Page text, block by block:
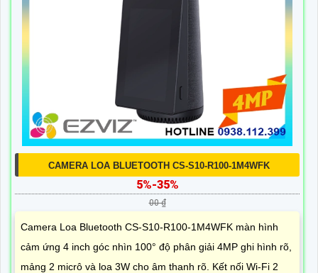
CAMERA LOA BLUETOOTH CS-S10-R100-1M4WFK
5%-35%
00 ₫
Camera Loa Bluetooth CS-S10-R100-1M4WFK màn hình
cảm ứng 4 inch góc nhìn 100° độ phân giải 4MP ghi hình rõ,
mảng 2 micrô và loa 3W cho âm thanh rõ. Kết nối Wi-Fi 2